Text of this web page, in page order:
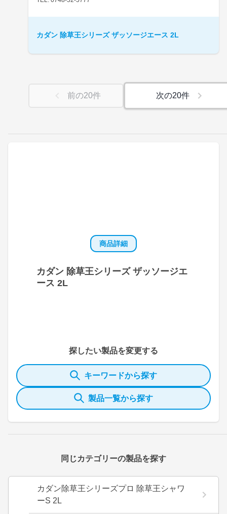
商品詳細
カダン 除草王シリーズ ザッソージエ
ース 2L
探したい製品を変更する
キーワードから探す
製品一覧から探す
同じカテゴリーの製品を探す
カダン除草王シリーズプロ 除草王シャワ
ーS 2L
カダン 除草王シリーズ ザッソージエース 2L
前の20件 次の20件